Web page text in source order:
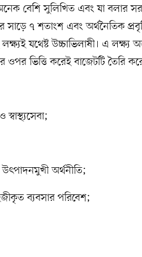
বেশি সুলিখিত এবং যা বলার
সাড়ে ৭ শতাংশ এবং অর্থনৈতিক
যথেষ্ট উচ্চাভিলাষী। এ লক্ষ্য
ভিত্তি করেই বাজেটটি তৈরি
উৎপাদনমুখী অর্থনীতি;
ব্যবসার পরিবেশ;